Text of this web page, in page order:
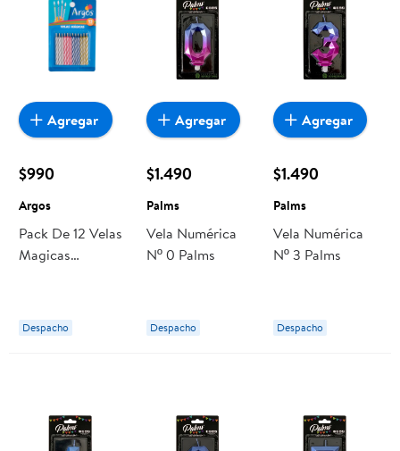
$990
Argos
Pack De 12 Velas
Magicas
Despacho
Agregar
$1.490
Palms
Vela Numérica
Nº 0 Palms
Despacho
Agregar
$1.490
Palms
Vela Numérica
Nº 3 Palms
Despacho
Agregar